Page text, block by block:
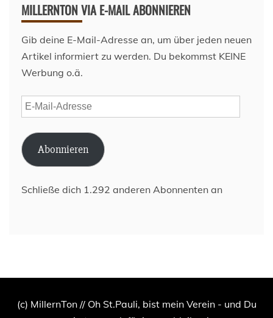
MILLERNTON VIA E-MAIL ABONNIEREN
Gib deine E-Mail-Adresse an, um über jeden neuen
Artikel informiert zu werden. Du bekommst KEINE
Werbung o.ä.
E-
Mail-
Adresse
Abonnieren
Schließe dich 1.292 anderen Abonnenten an
(c) MillernTon // Oh St.Pauli, bist mein Verein - und Du